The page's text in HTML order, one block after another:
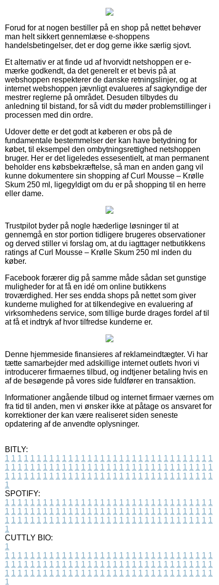
Forud for at nogen bestiller på en shop på nettet behøver
man helt sikkert gennemlæse e-shoppens
handelsbetingelser, det er dog gerne ikke særlig sjovt.
Et alternativ er at finde ud af hvorvidt netshoppen er e-
mærke godkendt, da det generelt er et bevis på at
webshoppen respekterer de danske retningslinjer, og at
internet webshoppen jævnligt evalueres af sagkyndige der
mestrer reglerne på området. Desuden tilbydes du
anledning til bistand, for så vidt du møder problemstillinger i
processen med din ordre.
Udover dette er det godt at køberen er obs på de
fundamentale bestemmelser der kan have betydning for
købet, til eksempel den ombytningsrettighed netshoppen
bruger. Her er det ligeledes essesentielt, at man permanent
beholder ens købsbekræftelse, så man en anden gang vil
kunne dokumentere sin shopping af Curl Mousse – Krølle
Skum 250 ml, ligegyldigt om du er på shopping til en herre
eller dame.
Trustpilot byder på nogle hæderlige løsninger til at
gennemgå en stor portion tidligere brugeres observationer
og derved stiller vi forslag om, at du iagttager netbutikkens
ratings af Curl Mousse – Krølle Skum 250 ml inden du
køber.
Facebook forærer dig på samme måde sådan set gunstige
muligheder for at få en idé om online butikkens
troværdighed. Her ses endda shops på nettet som giver
kunderne mulighed for at tilkendegive en evaluering af
virksomhedens service, som tillige burde drages fordel af til
at få et indtryk af hvor tilfredse kunderne er.
Denne hjemmeside finansieres af reklameindtægter. Vi har
tætte samarbejder med adskillige internet outlets hvori vi
introducerer firmaernes tilbud, og indtjener betaling hvis en
af de besøgende på vores side fuldfører en transaktion.
Informationer angående tilbud og internet firmaer værnes om
fra tid til anden, men vi ønsker ikke at påtage os ansvaret for
korrektioner der kan være realiseret siden seneste
opdatering af de anvendte oplysninger.
BITLY:
1 1 1 1 1 1 1 1 1 1 1 1 1 1 1 1 1 1 1 1 1 1 1 1 1 1 1 1 1 1 1 1 1
1 1 1 1 1 1 1 1 1 1 1 1 1 1 1 1 1 1 1 1 1 1 1 1 1 1 1 1 1 1 1 1 1
1 1 1 1 1 1 1 1 1 1 1 1 1 1 1 1 1 1 1 1 1 1 1 1 1 1 1 1 1 1 1 1 1
1
SPOTIFY:
1 1 1 1 1 1 1 1 1 1 1 1 1 1 1 1 1 1 1 1 1 1 1 1 1 1 1 1 1 1 1 1 1
1 1 1 1 1 1 1 1 1 1 1 1 1 1 1 1 1 1 1 1 1 1 1 1 1 1 1 1 1 1 1 1 1
1 1 1 1 1 1 1 1 1 1 1 1 1 1 1 1 1 1 1 1 1 1 1 1 1 1 1 1 1 1 1 1 1
1
CUTTLY BIO:
1
1 1 1 1 1 1 1 1 1 1 1 1 1 1 1 1 1 1 1 1 1 1 1 1 1 1 1 1 1 1 1 1 1
1 1 1 1 1 1 1 1 1 1 1 1 1 1 1 1 1 1 1 1 1 1 1 1 1 1 1 1 1 1 1 1 1
1 1 1 1 1 1 1 1 1 1 1 1 1 1 1 1 1 1 1 1 1 1 1 1 1 1 1 1 1 1 1 1 1
1